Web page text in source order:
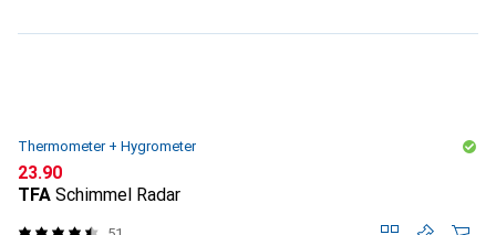
Thermometer + Hygrometer
CHF
23.90
TFA Schimmel Radar